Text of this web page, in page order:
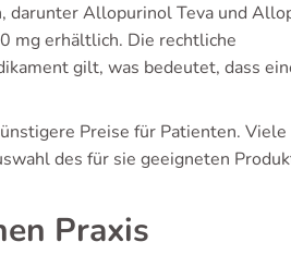
darunter Allopurinol Teva und
mg erhältlich. Die rechtliche
gilt, was bedeutet, dass
Preise für Patienten. Viele
des für sie geeigneten
Praxis